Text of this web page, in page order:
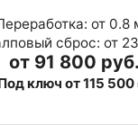
от 0.8
сброс: от
от 91 800 руб.
ключ от 115 500